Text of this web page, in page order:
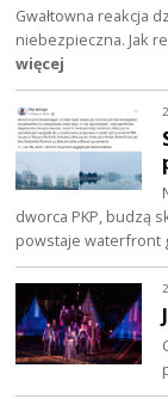
Gwałtowna reakcja
niebezpieczna. Jak
więcej
dworca PKP, budzą
powstaje waterfront